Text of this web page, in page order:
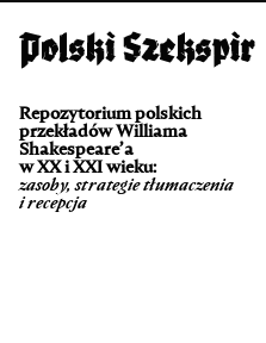
Repozytorium polskich
przekładów Williama
Shakespeare’a
w XX i XXI wieku:
zasoby, strategie tłumaczenia
i recepcja